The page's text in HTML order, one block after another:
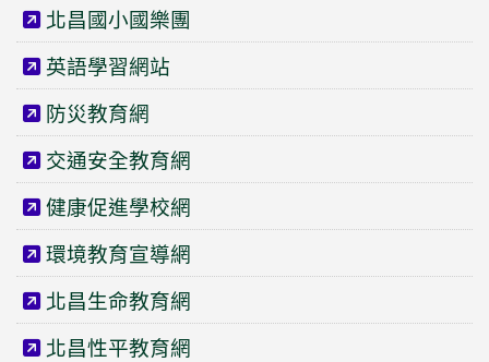
北昌國小國樂團
英語學習網站
防災教育網
交通安全教育網
健康促進學校網
環境教育宣導網
北昌生命教育網
北昌性平教育網